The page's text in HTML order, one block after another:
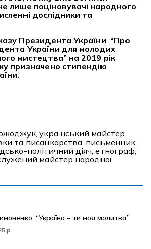
лише поціновувачі народного
дослідники та
Президента України “Про
України для молодих
мистецтва” на 2019 рік
призначено стипендію
український майстер
та писанкарства, письменник,
політичний діяч, етнограф,
майстер народної
“Україно – ти моя молитва”
р.